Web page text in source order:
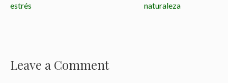
estrés
naturaleza
Leave a Comment